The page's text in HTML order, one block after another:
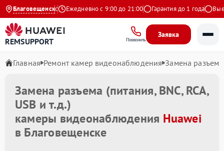
Благовещенск
4.9 на Яндекс Ежедневно с 9:00 до 21:00 Гарантия до 1 года Выезд
REMSUPPORT Позвонить
Заявка
Главная Ремонт камер видеонаблюдения Замена разъема
Замена разъема (питания, BNC, RCA,
USB и т.д.)
камеры видеонаблюдения Huawei
в Благовещенске